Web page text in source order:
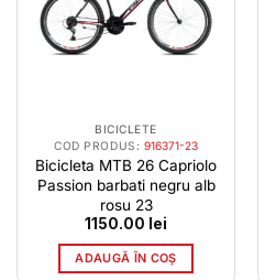
BICICLETE
COD PRODUS: 916371-23
Bicicleta MTB 26 Capriolo
Passion barbati negru alb
rosu 23
1150.00 lei
ADAUGĂ ÎN COȘ